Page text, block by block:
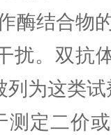
酶结合物
扰。双抗
列为这类
测定二价